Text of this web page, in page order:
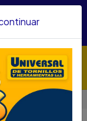
por compras
REFLECTIVOS